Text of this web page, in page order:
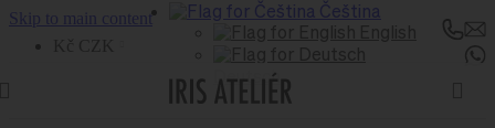
Skip to main content
Čeština
Deutsch